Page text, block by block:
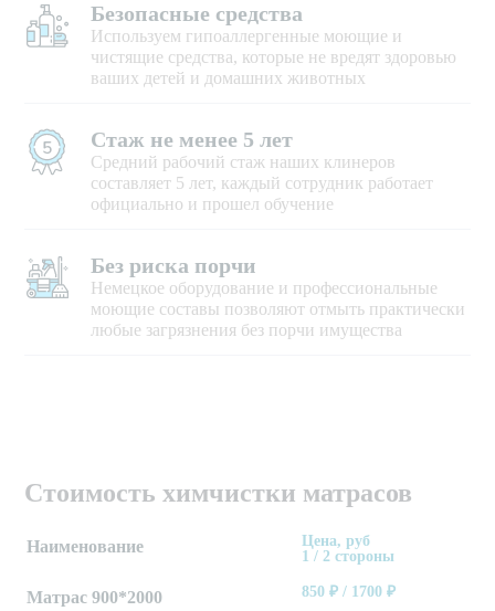
Безопасные средства
Используем гипоаллергенные моющие и
чистящие средства, которые не вредят здоровью
ваших детей и домашних животных
Стаж не менее 5 лет
Средний рабочий стаж наших клинеров
составляет 5 лет, каждый сотрудник работает
официально и прошел обучение
Без риска порчи
Немецкое оборудование и профессиональные
моющие составы позволяют отмыть практически
любые загрязнения без порчи имущества
Стоимость химчистки матрасов
Наименование
Цена, руб
1 / 2 стороны
Матрас 900*2000 850 ₽ / 1700 ₽